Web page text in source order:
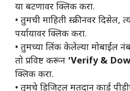
या बटणावर क्लिक करा.
• ​तुमची माहिती स्क्रीनवर दिसेल,
पर्यायावर क्लिक करा.
• ​तुमच्या लिंक केलेल्या मोबाईल
तो प्रविष्ट करून ‘Verify &
क्लिक करा.
• ​तुमचे डिजिटल मतदान कार्ड